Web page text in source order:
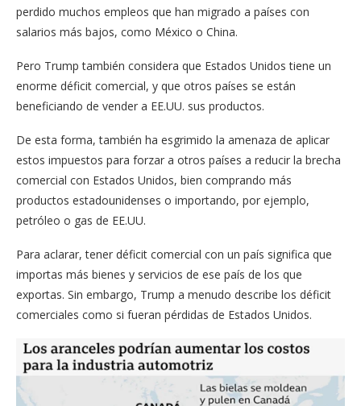
perdido muchos empleos que han migrado a países con
salarios más bajos, como México o China.
Pero Trump también considera que Estados Unidos tiene un
enorme déficit comercial, y que otros países se están
beneficiando de vender a EE.UU. sus productos.
De esta forma, también ha esgrimido la amenaza de aplicar
estos impuestos para forzar a otros países a reducir la brecha
comercial con Estados Unidos, bien comprando más
productos estadounidenses o importando, por ejemplo,
petróleo o gas de EE.UU.
Para aclarar, tener déficit comercial con un país significa que
importas más bienes y servicios de ese país de los que
exportas. Sin embargo, Trump a menudo describe los déficit
comerciales como si fueran pérdidas de Estados Unidos.